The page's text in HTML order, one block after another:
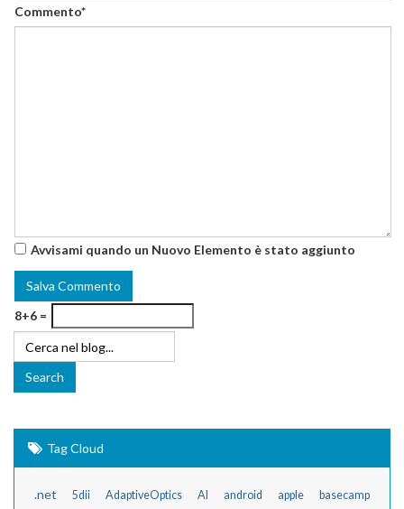
Commento*
Avvisami quando un Nuovo Elemento è stato aggiunto
8+6 =
Tag Cloud
.net 5dii AdaptiveOptics AI android apple basecamp